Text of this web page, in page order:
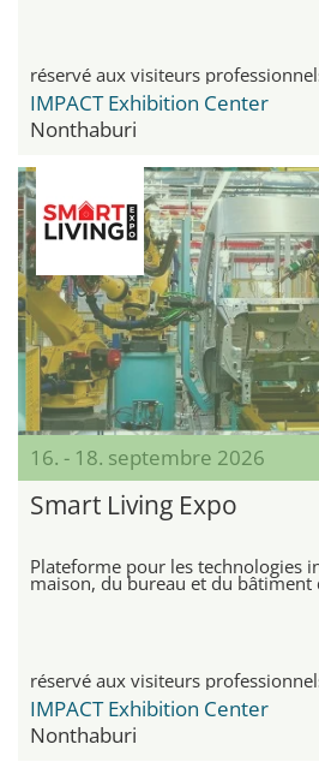
réservé aux visiteurs
IMPACT Exhibition Center
Nonthaburi
16. - 18. septembre 2026
Smart Living Expo
Plateforme pour les technologies
maison, du bureau et du bâtiment
réservé aux visiteurs
IMPACT Exhibition Center
Nonthaburi